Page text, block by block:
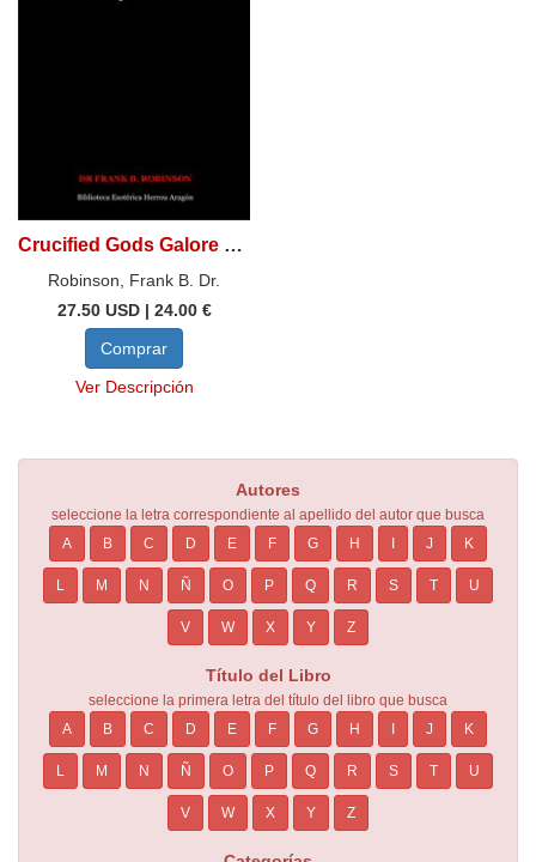
Crucified Gods Galore or Christianity Before Christ
Robinson, Frank B. Dr.
27.50 USD | 24.00 €
Comprar
Ver Descripción
Autores
seleccione la letra correspondiente al apellido del autor que busca
A
B C D E F G H J K
L M N Ñ O P Q R S T U
V W X Y Z
Título del Libro
seleccione la primera letra del título del libro que busca
A
B C D E F G H J K
L M N Ñ O P Q R S T U
V W X Y Z